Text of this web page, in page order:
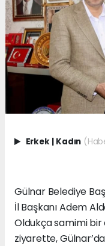
Erkek | Kadın
Gülnar Belediye
İl Başkanı Adem
Oldukça samimi
ziyarette,